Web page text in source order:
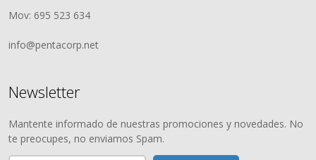
Mov: 695 523 634
info@pentacorp.net
Newsletter
Mantente informado de nuestras promociones y novedades. No
te preocupes, no enviamos Spam.